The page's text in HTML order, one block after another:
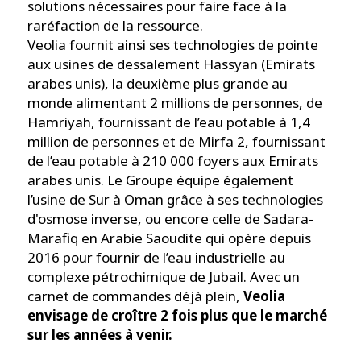
solutions nécessaires pour faire face à la
raréfaction de la ressource.
Veolia fournit ainsi ses technologies de pointe
aux usines de dessalement Hassyan (Emirats
arabes unis), la deuxième plus grande au
monde alimentant 2 millions de personnes, de
Hamriyah, fournissant de l’eau potable à 1,4
million de personnes et de Mirfa 2, fournissant
de l’eau potable à 210 000 foyers aux Emirats
arabes unis. Le Groupe équipe également
l’usine de Sur à Oman grâce à ses technologies
d'osmose inverse, ou encore celle de Sadara-
Marafiq en Arabie Saoudite qui opère depuis
2016 pour fournir de l’eau industrielle au
complexe pétrochimique de Jubail. Avec un
carnet de commandes déjà plein, Veolia
envisage de croître 2 fois plus que le marché
sur les années à venir.